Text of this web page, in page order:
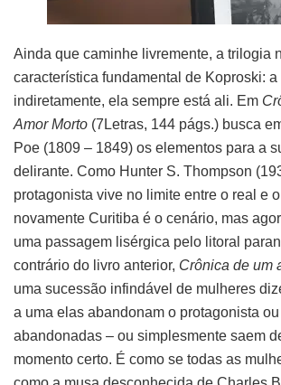
Ainda que caminhe livremente, a trilogia
característica fundamental de Koproski:
indiretamente, ela sempre está ali. Em
Amor Morto (7Letras, 144 págs.) busca
Poe (1809 – 1849) os elementos para a
delirante. Como Hunter S. Thompson
protagonista vive no limite entre o real e
novamente Curitiba é o cenário, mas
uma passagem lisérgica pelo litoral
contrário do livro anterior, Crônica de um
uma sucessão infindável de mulheres
a uma elas abandonam o protagonista
abandonadas – ou simplesmente saem
momento certo. É como se todas as